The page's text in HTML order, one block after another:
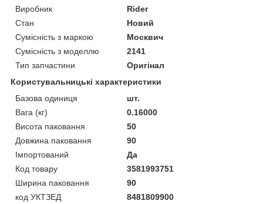
Виробник
Rider
Стан
Новий
Сумісність з маркою
Москвич
Сумісність з моделлю
2141
Тип запчастини
Оригінал
Користувальницькі характеристики
Базова одиниця
шт.
Вага (кг)
0.16000
Висота паковання
50
Довжина паковання
90
Імпортований
Да
Код товару
3581993751
Ширина паковання
90
код УКТЗЕД
8481809900